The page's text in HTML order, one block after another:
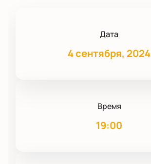
Дата
4 сентября, 2024
Время
19:00